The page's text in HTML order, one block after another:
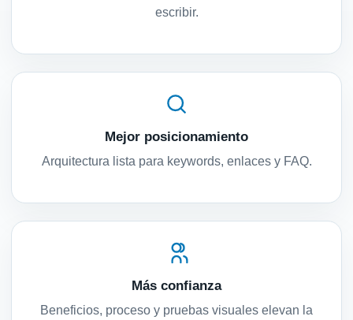
escribir.
Mejor posicionamiento
Arquitectura lista para keywords, enlaces y FAQ.
Más confianza
Beneficios, proceso y pruebas visuales elevan la